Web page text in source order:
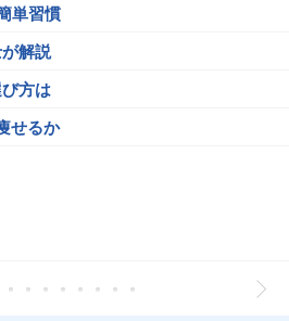
単習慣
解説
方は
せるか